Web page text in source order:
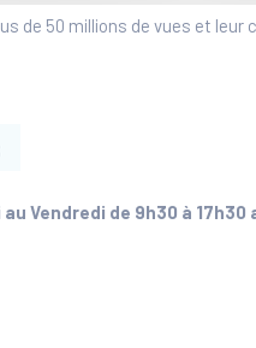
de 50 millions de vues et leur
Vendredi de 9h30 à 17h30